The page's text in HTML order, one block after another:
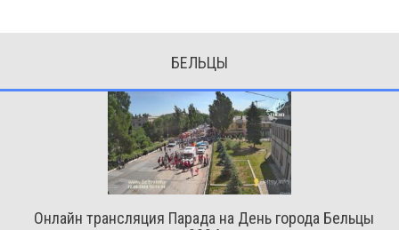
БЕЛЬЦЫ
Онлайн трансляция Парада на День города Бельцы